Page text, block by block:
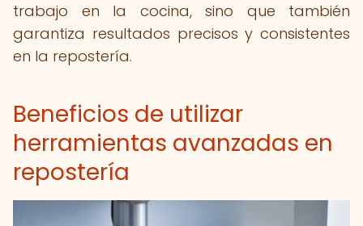
trabajo en la cocina, sino que también
garantiza resultados precisos y consistentes
en la repostería.
Beneficios de utilizar
herramientas avanzadas en
repostería